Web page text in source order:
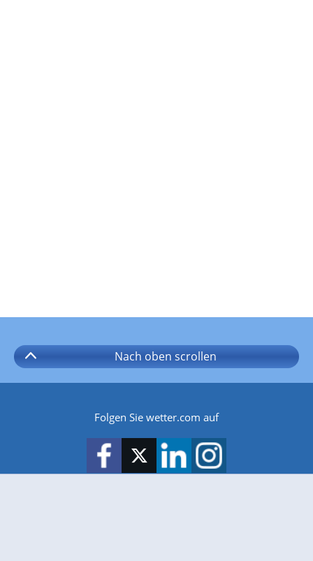
Nach oben scrollen
Folgen Sie wetter.com auf